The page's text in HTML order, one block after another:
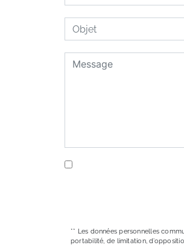
** Les données personnelles
portabilité, de limitation,